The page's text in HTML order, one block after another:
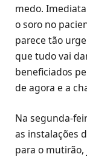
medo.
o soro no
parece tão
que tudo vai
beneficiados
de agora e a
Na segunda-
as instalações
para o